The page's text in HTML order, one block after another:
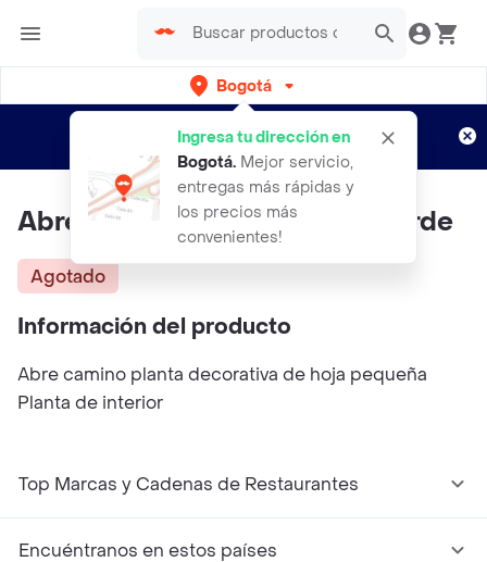
Bogotá
Ingresa tu dirección en
Bogotá. Mejor servicio,
entregas más rápidas y
los precios más
convenientes!
envíos gratis por semanas
Aplican TyC
Abre Camino Hoja Pequeña Verde
Agotado
Información del producto
Abre camino planta decorativa de hoja pequeña
Planta de interior
Top Marcas y Cadenas de Restaurantes
Encuéntranos en estos países